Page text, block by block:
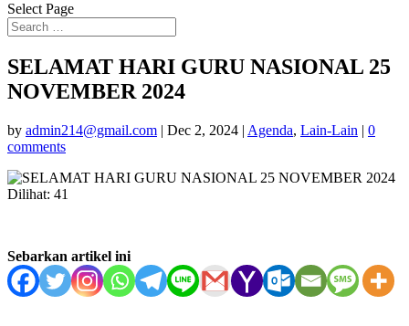
Select Page
SELAMAT HARI GURU NASIONAL 25
NOVEMBER 2024
by admin214@gmail.com | Dec 2, 2024 | Agenda, Lain-Lain | 0
comments
Dilihat: 41
Sebarkan artikel ini